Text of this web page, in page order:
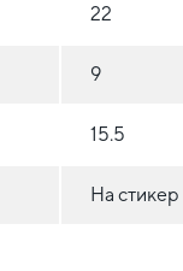
22
9
15.5
На стикер